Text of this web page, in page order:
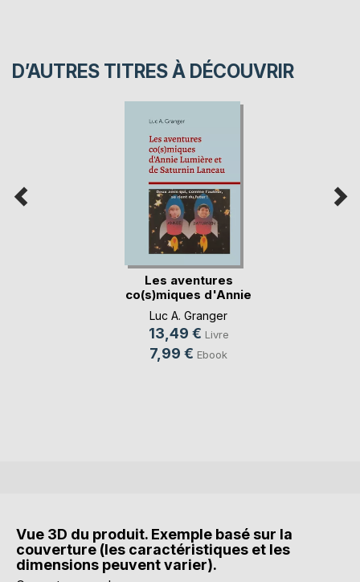
D’AUTRES TITRES À DÉCOUVRIR
Les aventures
co(s)miques d'Annie
(...)
Luc A. Granger
13,49 € Livre
7,99 € Ebook
Vue 3D du produit. Exemple basé sur la
couverture (les caractéristiques et les
dimensions peuvent varier).